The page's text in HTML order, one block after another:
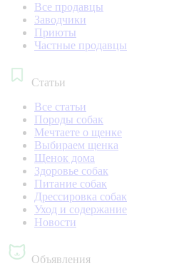
Все продавцы
Заводчики
Приюты
Частные продавцы
Статьи
Все статьи
Породы собак
Мечтаете о щенке
Выбираем щенка
Щенок дома
Здоровье собак
Питание собак
Дрессировка собак
Уход и содержание
Новости
Объявления